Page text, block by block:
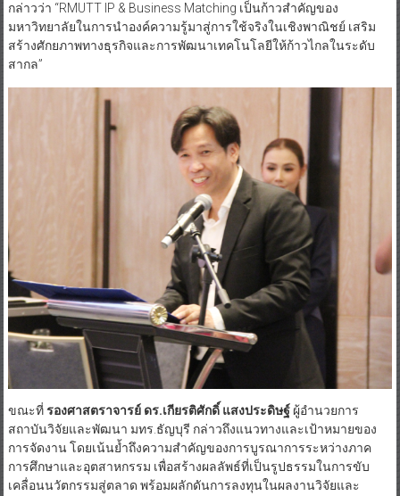
กล่าวว่า “RMUTT IP & Business Matching เป็นก้าวสำคัญของ
มหาวิทยาลัยในการนำองค์ความรู้มาสู่การใช้จริงในเชิงพาณิชย์ เสริม
สร้างศักยภาพทางธุรกิจและการพัฒนาเทคโนโลยีให้ก้าวไกลในระดับ
สากล”
ขณะที่รองศาสตราจารย์ ดร.เกียรติศักดิ์ แสงประดิษฐ์ผู้อำนวยการ
สถาบันวิจัยและพัฒนา มทร.ธัญบุรี กล่าวถึงแนวทางและเป้าหมายของ
การจัดงาน โดยเน้นย้ำถึงความสำคัญของการบูรณาการระหว่างภาค
การศึกษาและอุตสาหกรรม เพื่อสร้างผลลัพธ์ที่เป็นรูปธรรมในการขับ
เคลื่อนนวัตกรรมสู่ตลาด พร้อมผลักดันการลงทุนในผลงานวิจัยและ